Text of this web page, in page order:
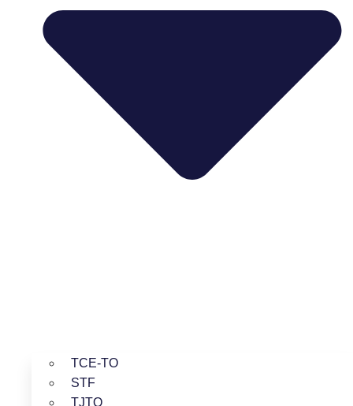
TCE-TO
STF
TJTO